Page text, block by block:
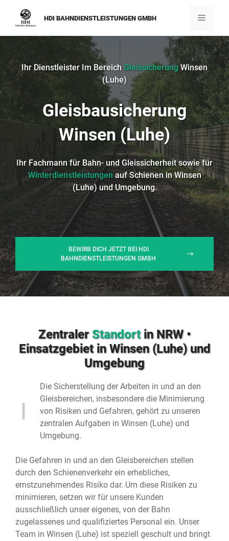
springen
HDI BAHNDIENSTLEISTUNGEN GMBH Menü
Ihr Dienstleister Im Bereich GleissicherungWinsen
(Luhe)
Gleisbausicherung
Winsen (Luhe)
Ihr Fachmann für Bahn- und Gleissicherheit sowie für
Winterdienstleistungenauf Schienen in Winsen
(Luhe) und Umgebung.
BEWIRB DICH JETZT BEI HDI
BAHNDIENSTLEISTUNGEN GMBH
ZentralerStandortin NRW •
Einsatzgebiet in Winsen (Luhe) und
Umgebung
Die Sicherstellung der Arbeiten in und an den
Gleisbereichen, insbesondere die Minimierung
von Risiken und Gefahren, gehört zu unseren
zentralen Aufgaben in Winsen (Luhe) und
Umgebung.
Die Gefahren in und an den Gleisbereichen stellen
durch den Schienenverkehr ein erhebliches,
ernstzunehmendes Risiko dar. Um diese Risiken zu
minimieren, setzen wir für unsere Kunden
ausschließlich unser eigenes, von der Bahn
zugelassenes und qualifiziertes Personal ein. Unser
Team in Winsen (Luhe) ist speziell geschult und bringt